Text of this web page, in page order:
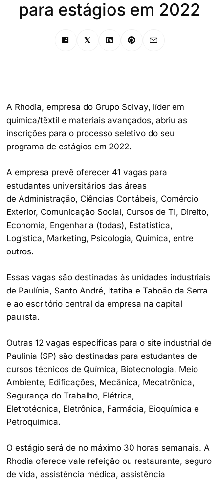
para estágios em 2022
A Rhodia, empresa do Grupo Solvay, líder em
química/têxtil e materiais avançados, abriu as
inscrições para o processo seletivo do seu
programa de estágios em 2022.
A empresa prevê oferecer 41 vagas para
estudantes universitários das áreas
de Administração, Ciências Contábeis, Comércio
Exterior, Comunicação Social, Cursos de TI, Direito,
Economia, Engenharia (todas), Estatística,
Logística, Marketing, Psicologia, Química, entre
outros.
Essas vagas são destinadas às unidades industriais
de Paulínia, Santo André, Itatiba e Taboão da Serra
e ao escritório central da empresa na capital
paulista.
Outras 12 vagas específicas para o site industrial de
Paulínia (SP) são destinadas para estudantes de
cursos técnicos de Química, Biotecnologia, Meio
Ambiente, Edificações, Mecânica, Mecatrônica,
Segurança do Trabalho, Elétrica,
Eletrotécnica, Eletrônica, Farmácia, Bioquímica e
Petroquímica.
O estágio será de no máximo 30 horas semanais. A
Rhodia oferece vale refeição ou restaurante, seguro
de vida, assistência médica, assistência